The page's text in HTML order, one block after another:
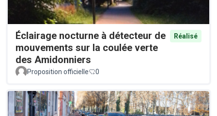
Éclairage nocturne à détecteur de
mouvements sur la coulée verte
des Amidonniers
Réalisé
Proposition officielle 0